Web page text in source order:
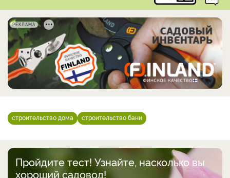
РЕКЛАМА
строительство дома строительство бани
Пройдите тест! Узнайте, насколько вы
хороший садовод!